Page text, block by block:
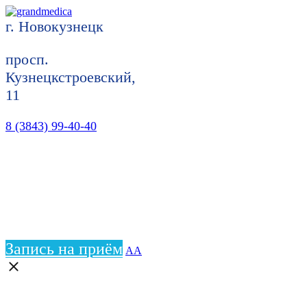
г. Новокузнецк
просп.
Кузнецкстроевский,
11
8 (3843) 99-40-40
Запись на приём АА